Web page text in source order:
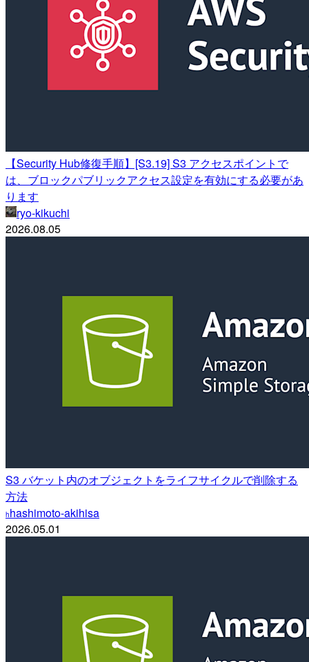
【Security Hub修復手順】[S3.19] S3 アクセスポイントで
は、ブロックパブリックアクセス設定を有効にする必要があ
ります
ryo-kikuchi
2026.08.05
S3 バケット内のオブジェクトをライフサイクルで削除する
方法
hhashimoto-akihisa
2026.05.01